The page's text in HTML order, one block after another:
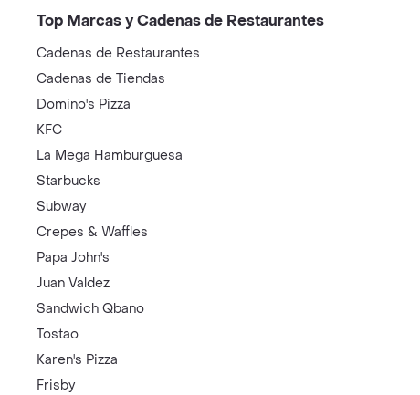
Top Marcas y Cadenas de Restaurantes
Cadenas de Restaurantes
Cadenas de Tiendas
Domino's Pizza
KFC
La Mega Hamburguesa
Starbucks
Subway
Crepes & Waffles
Papa John's
Juan Valdez
Sandwich Qbano
Tostao
Karen's Pizza
Frisby